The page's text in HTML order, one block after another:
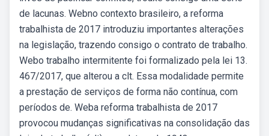
de lacunas. Webno contexto brasileiro, a reforma
trabalhista de 2017 introduziu importantes alterações
na legislação, trazendo consigo o contrato de trabalho.
Webo trabalho intermitente foi formalizado pela lei 13.
467/2017, que alterou a clt. Essa modalidade permite
a prestação de serviços de forma não contínua, com
períodos de. Weba reforma trabalhista de 2017
provocou mudanças significativas na consolidação das